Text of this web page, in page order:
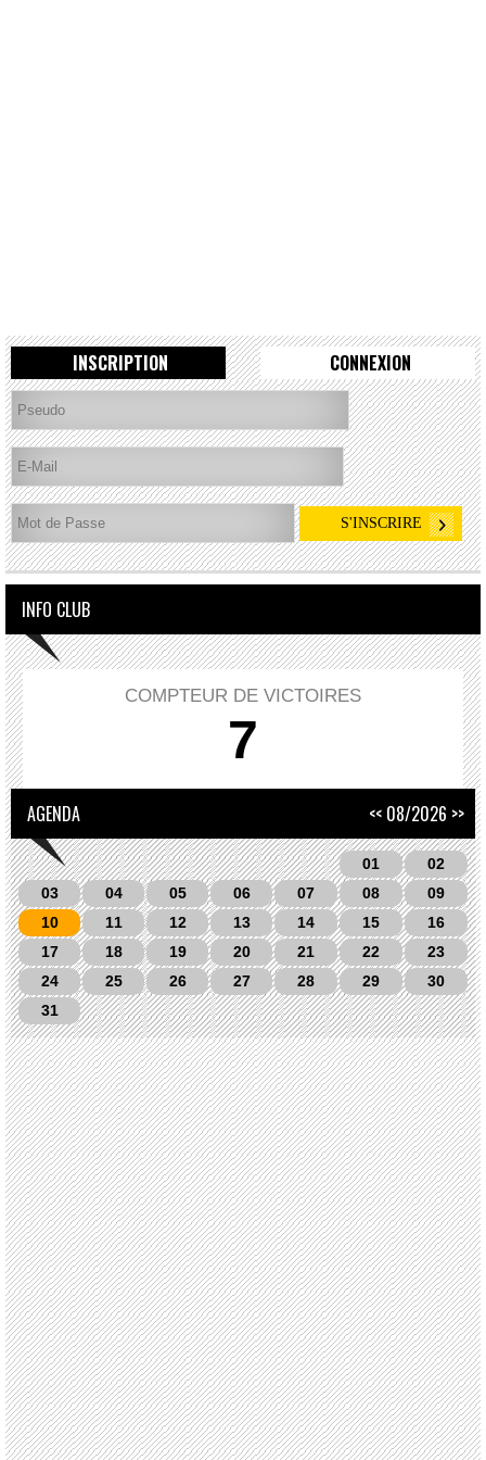
INSCRIPTION CONNEXION
INFO CLUB
COMPTEUR DE VICTOIRES
7
AGENDA << 08/2026 >>
01
02
03
04 05 06 07 08
09
10
11 12 13 14 15
16
17
18 19 20 21 22
23
24
25 26 27 28 29
30
31